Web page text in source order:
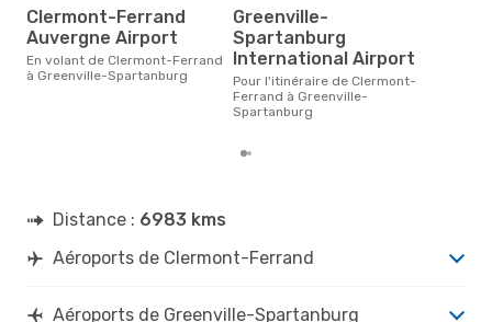
Clermont-Ferrand
Auvergne Airport
En volant de Clermont-Ferrand
à Greenville-Spartanburg
Greenville-
Spartanburg
International Airport
Pour l'itinéraire de Clermont-
Ferrand à Greenville-
Spartanburg
Distance : 6983 kms
Aéroports de Clermont-Ferrand
Aéroports de Greenville-Spartanburg